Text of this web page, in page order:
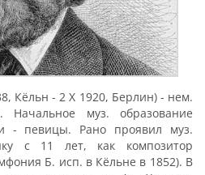
Кёльн - 2 X 1920, Берлин) - нем.
Начальное муз. образование
- певицы. Рано проявил муз.
с 11 лет, как композитор
Б. исп. в Кёльне в 1852). В